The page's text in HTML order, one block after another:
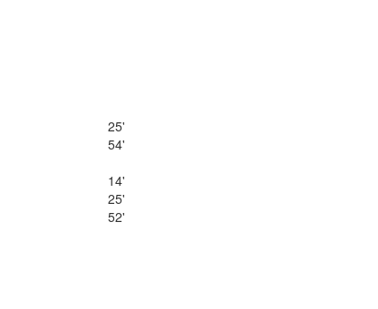
25'
54'
14'
25'
52'